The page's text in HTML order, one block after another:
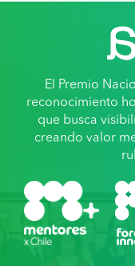
El Premio
reconocimiento
que busca
creando valor